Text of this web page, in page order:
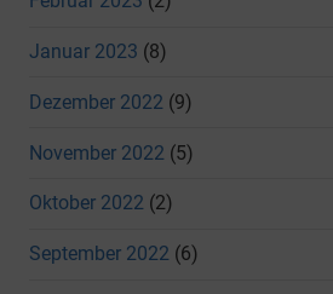
Januar 2023 (8)
Dezember 2022 (9)
November 2022 (5)
Oktober 2022 (2)
September 2022 (6)